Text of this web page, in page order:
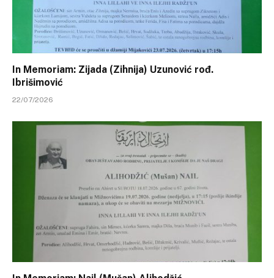
In Memoriam: Zijada (Zihnija) Uzunović rođ.
Ibrišimović
22/07/2026